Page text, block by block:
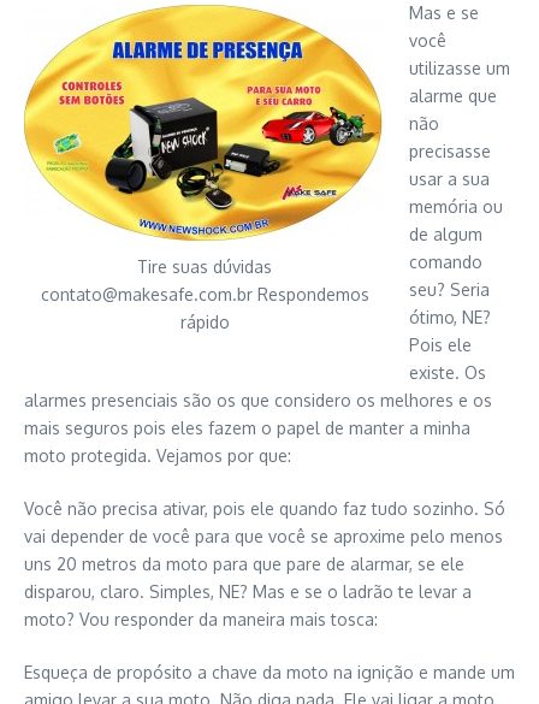
Tire suas dúvidas
contato@makesafe.com.brRespondemos
rápido
Mas e se
você
utilizasse um
alarme que
não
precisasse
usar a sua
memória ou
de algum
comando
seu? Seria
ótimo, NE?
Pois ele
existe. Os
alarmes presenciais são os que considero os melhores e os
mais seguros pois eles fazem o papel de manter a minha
moto protegida. Vejamos por que:
Você não precisa ativar, pois ele quando faz tudo sozinho. Só
vai depender de você para que você se aproxime pelo menos
uns 20 metros da moto para que pare de alarmar, se ele
disparou, claro. Simples, NE? Mas e se o ladrão te levar a
moto? Vou responder da maneira mais tosca:
Esqueça de propósito a chave da moto na ignição e mande um
amigo levar a sua moto. Não diga nada. Ele vai ligar a moto,